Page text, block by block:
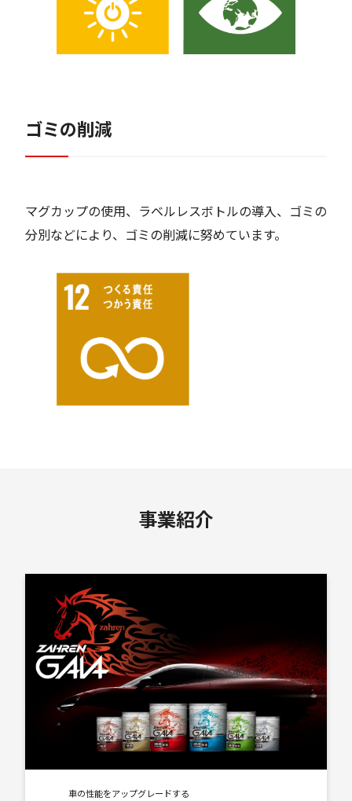
ゴミの削減
マグカップの使用、ラベルレスボトルの導入、ゴミの
分別などにより、ゴミの削減に努めています。
事業紹介
車の性能をアップグレードする